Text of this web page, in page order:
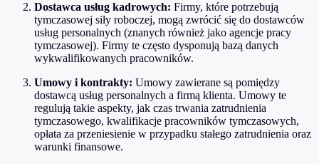
Dostawca usług kadrowych: Firmy, które potrzebują
tymczasowej siły roboczej, mogą zwrócić się do dostawców
usług personalnych (znanych również jako agencje pracy
tymczasowej). Firmy te często dysponują bazą danych
wykwalifikowanych pracowników.
Umowy i kontrakty: Umowy zawierane są pomiędzy
dostawcą usług personalnych a firmą klienta. Umowy te
regulują takie aspekty, jak czas trwania zatrudnienia
tymczasowego, kwalifikacje pracowników tymczasowych,
opłata za przeniesienie w przypadku stałego zatrudnienia oraz
warunki finansowe.